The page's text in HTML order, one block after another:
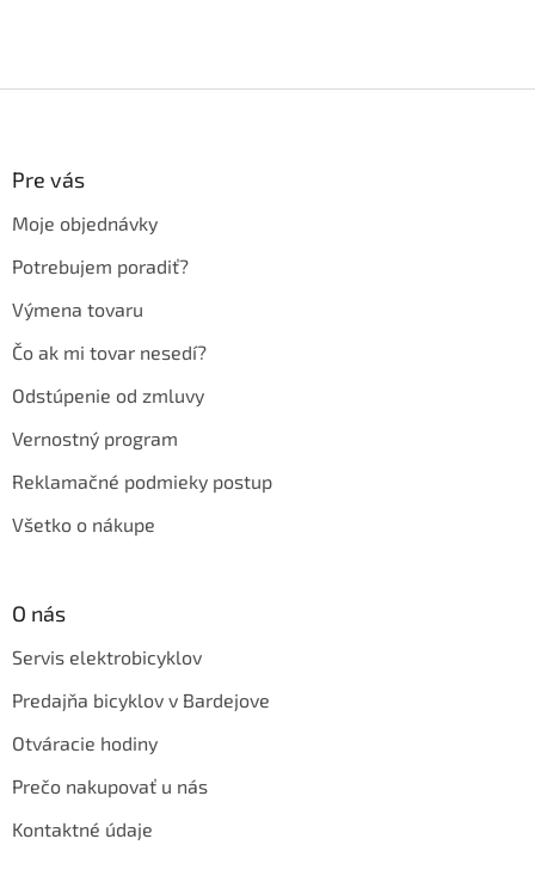
Pre vás
Moje objednávky
Potrebujem poradiť?
Výmena tovaru
Čo ak mi tovar nesedí?
Odstúpenie od zmluvy
Vernostný program
Reklamačné podmieky postup
Všetko o nákupe
O nás
Servis elektrobicyklov
Predajňa bicyklov v Bardejove
Otváracie hodiny
Prečo nakupovať u nás
Kontaktné údaje